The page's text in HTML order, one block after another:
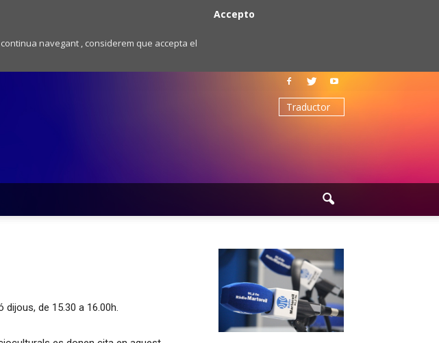
navegant , considerem que accepta el
Accepto
dijous, de 15.30 a 16.00h.